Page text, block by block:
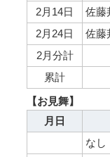
2月14日
佐藤
2月24日
佐藤
2月分計
累計
【お見舞】
月日
なし